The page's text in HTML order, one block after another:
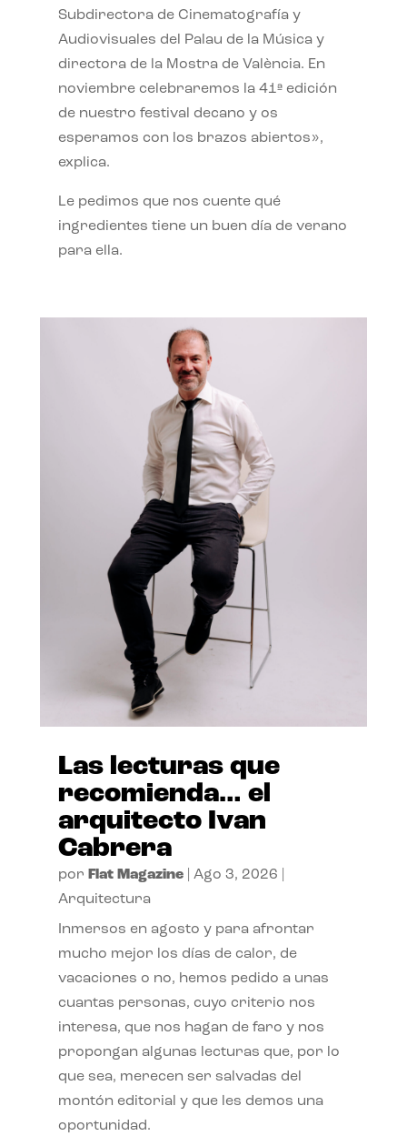
Subdirectora de Cinematografía y
Audiovisuales del Palau de la Música y
directora de la Mostra de València. En
noviembre celebraremos la 41ª edición
de nuestro festival decano y os
esperamos con los brazos abiertos»,
explica.
Le pedimos que nos cuente qué
ingredientes tiene un buen día de verano
para ella.
Las lecturas que
recomienda… el
arquitecto Ivan
Cabrera
por Flat Magazine| Ago 3, 2026
Arquitectura
Inmersos en agosto y para afrontar
mucho mejor los días de calor, de
vacaciones o no, hemos pedido a unas
cuantas personas, cuyo criterio nos
interesa, que nos hagan de faro y nos
propongan algunas lecturas que, por lo
que sea, merecen ser salvadas del
montón editorial y que les demos una
oportunidad.